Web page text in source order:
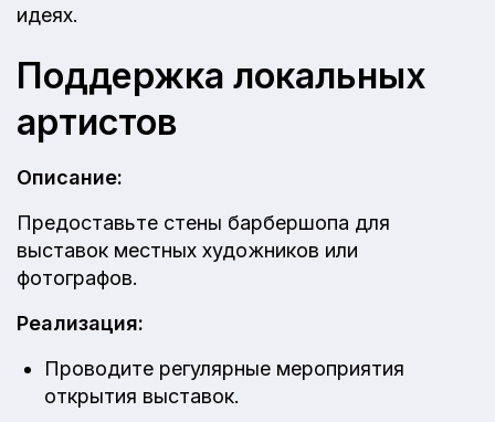
идеях.
Поддержка локальных
артистов
Описание:
Предоставьте стены барбершопа для
выставок местных художников или
фотографов.
Реализация:
Проводите регулярные мероприятия
открытия выставок.